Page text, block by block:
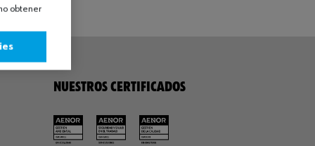
NUESTROS CERTIFICADOS
obtener